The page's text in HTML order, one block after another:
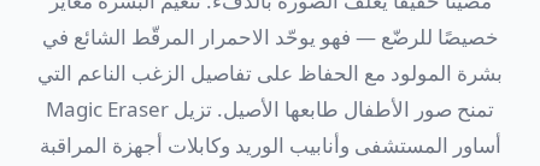
خصيصًا للرضّع — فهو يوحّد الاحمرار المرقّط الشائع في
بشرة المولود مع الحفاظ على تفاصيل الزغب الناعم التي
تمنح صور الأطفال طابعها الأصيل. تزيل Magic Eraser
أساور المستشفى وأنابيب الوريد وكابلات أجهزة المراقبة